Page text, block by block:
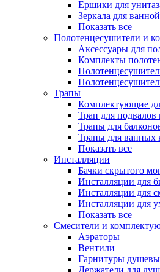
Ершики для
Зеркала для ванной
Показать все
Полотенцесушители и
Аксессуары для
Комплекты
Трапы
Комплектующие
Трап для
Трапы для
Трапы для ванных
Показать все
Инсталляции
Бачки скрытого
Инсталляции для
Инсталляции для
Инсталляции для
Показать все
Смесители и
Аэраторы
Вентили
Гарнитуры
Держатели для